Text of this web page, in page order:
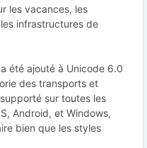
les vacances, les
infrastructures de
été ajouté à Unicode 6.0
des transports et
sur toutes les
Android, et Windows,
bien que les styles